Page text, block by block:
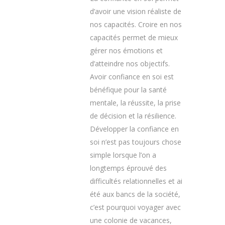
d’avoir une vision réaliste de
nos capacités. Croire en nos
capacités permet de mieux
gérer nos émotions et
d’atteindre nos objectifs.
Avoir confiance en soi est
bénéfique pour la santé
mentale, la réussite, la prise
de décision et la résilience.
Développer la confiance en
soi n’est pas toujours chose
simple lorsque l’on a
longtemps éprouvé des
difficultés relationnelles et ai
été aux bancs de la société,
c’est pourquoi voyager avec
une colonie de vacances,